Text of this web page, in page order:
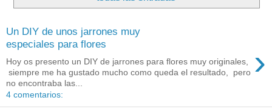
Un DIY de unos jarrones muy
especiales para flores
›
Hoy os presento un DIY de jarrones para flores muy originales,
siempre me ha gustado mucho como queda el resultado, pero
no encontraba las...
4 comentarios: